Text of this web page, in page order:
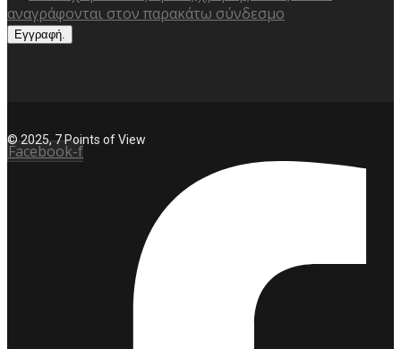
αναγράφονται στον παρακάτω σύνδεσμο
© 2025, 7 Points of View
Facebook-f